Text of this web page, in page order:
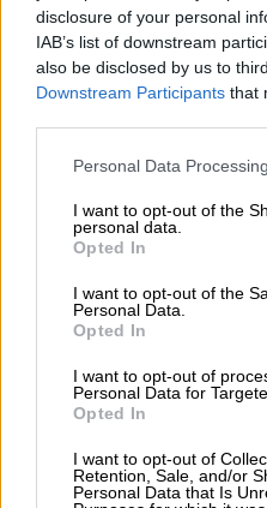
disclosure of your personal
IAB’s list of downstream
also be disclosed by us to
Downstream Participants that
Please note that this website/
not limited to your visit or
grant or deny consent to
use your data for below
consent section.
Personal Data
I want to opt-out of the
personal data.
Opted In
I want to opt-out of the
Personal Data.
Opted In
I want to opt-out of
Personal Data for
Opted In
I want to opt-out of
Retention, Sale, and/or
Personal Data that Is
Κόσμος|17.04.2026
Κι όμως, 6 χρόνια
κάποιοι
αίματος από
Κόσμος|17.04.2026
Ιστορική
νόμισμα από την
για πρώτη φορά
Τα δεδομένα για
Τα στοιχεία της
ευρωπαϊκού